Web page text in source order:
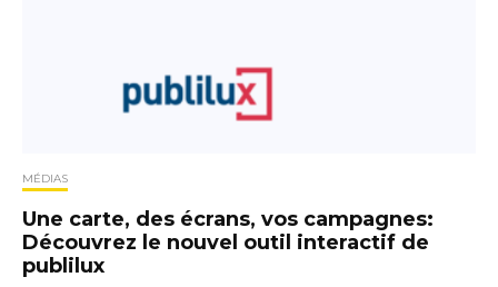
MÉDIAS
Une carte, des écrans, vos campagnes:
Découvrez le nouvel outil interactif de
publilux